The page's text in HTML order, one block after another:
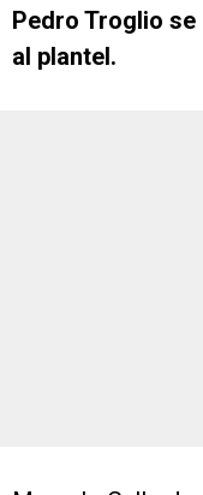
Pedro Troglio
al plantel.